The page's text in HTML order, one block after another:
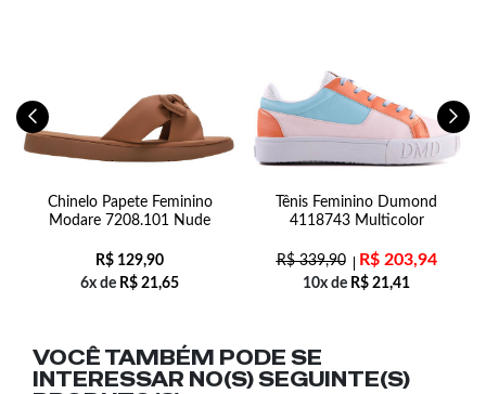
Chinelo Papete Feminino
Modare 7208.101 Nude
R$ 129,90
6x de R$ 21,65
Tênis Feminino Dumond
4118743 Multicolor
R$339,90 R$203,94
10x de R$ 21,41
VOCÊ TAMBÉM PODE SE
INTERESSAR NO(S) SEGUINTE(S)